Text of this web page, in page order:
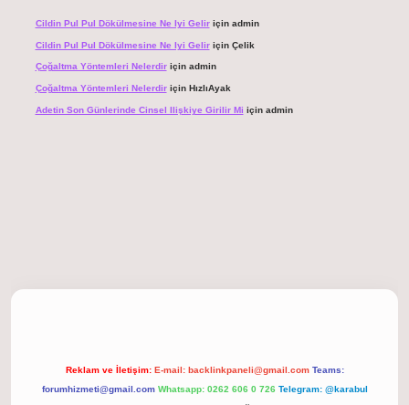
Cildin Pul Pul Dökülmesine Ne Iyi Geliriçin admin
Cildin Pul Pul Dökülmesine Ne Iyi Geliriçin Çelik
Çoğaltma Yöntemleri Nelerdiriçin admin
Çoğaltma Yöntemleri Nelerdiriçin HızlıAyak
Adetin Son Günlerinde Cinsel Ilişkiye Girilir Mi için admin
Reklam ve İletişim: E-mail: backlinkpaneli@gmail.com Teams:
forumhizmeti@gmail.com Whatsapp: 0262 606 0 726 Telegram: @karabul